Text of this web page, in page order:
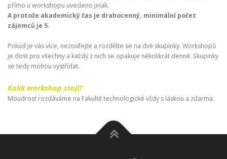
přímo u workshopu uvedeno jinak.
A protože akademický čas je drahocenný, minimální počet
zájemců je 5.
Pokud je vás více, nezoufejte a rozdělte se na dvě skupinky. Workshopů
je dost pro všechny a každý z nich se opakuje několikrát denně. Skupinky
se tedy mohou vystřídat.
Kolik workshop stojí?
Moudrost rozdáváme na Fakultě technologické vždy s láskou a zdarma.